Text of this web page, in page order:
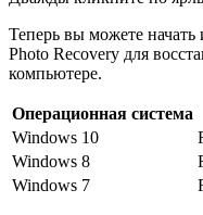
Теперь вы можете начать
Photo Recovery для
компьютере.
Операционная система
Windows 10
Windows 8
Windows 7